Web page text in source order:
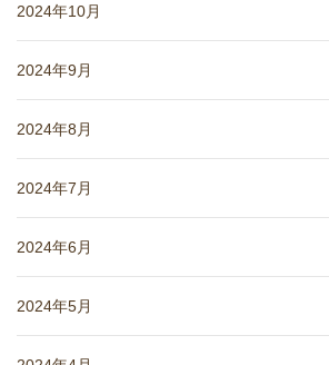
2024年10月
2024年9月
2024年8月
2024年7月
2024年6月
2024年5月